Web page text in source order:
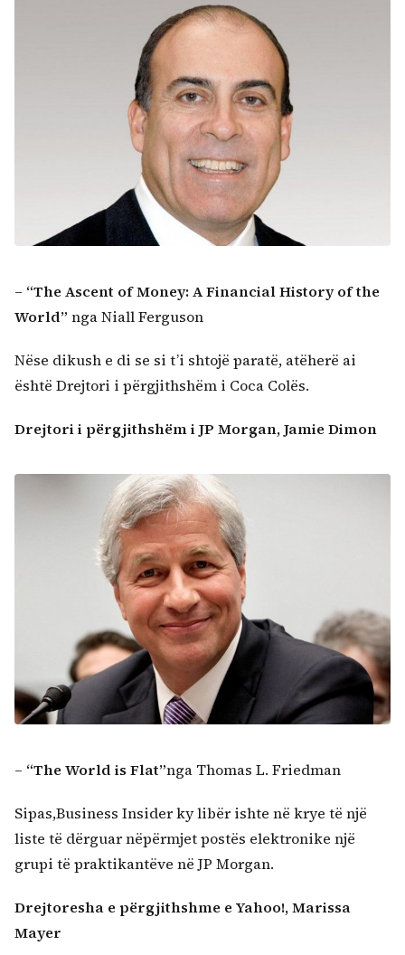
– “The Ascent of Money: A Financial History of the
World” nga Niall Ferguson
Nëse dikush e di se si t’i shtojë paratë, atëherë ai
është Drejtori i përgjithshëm i Coca Colës.
Drejtori i përgjithshëm i JP Morgan, Jamie Dimon
– “The World is Flat”nga Thomas L. Friedman
Sipas,Business Insider ky libër ishte në krye të një
liste të dërguar nëpërmjet postës elektronike një
grupi të praktikantëve në JP Morgan.
Drejtoresha e përgjithshme e Yahoo!, Marissa
Mayer